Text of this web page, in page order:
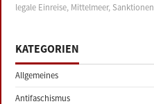
legale Einreise, Mittelmeer, Sanktionen
KATEGORIEN
Allgemeines
Antifaschismus